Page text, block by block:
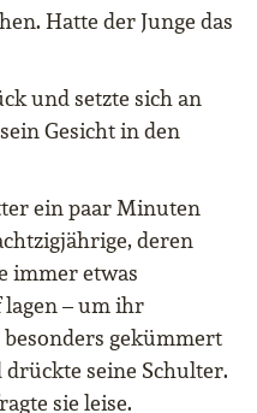
Hatte der Junge das
und setzte sich an
Gesicht in den
ein paar Minuten
deren
immer etwas
– um ihr
gekümmert
seine Schulter.
sie leise.